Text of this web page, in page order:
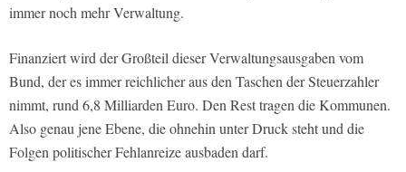
immer noch mehr Verwaltung.
Finanziert wird der Großteil dieser Verwaltungsausgaben vom
Bund, der es immer reichlicher aus den Taschen der Steuerzahler
nimmt, rund 6,8 Milliarden Euro. Den Rest tragen die Kommunen.
Also genau jene Ebene, die ohnehin unter Druck steht und die
Folgen politischer Fehlanreize ausbaden darf.